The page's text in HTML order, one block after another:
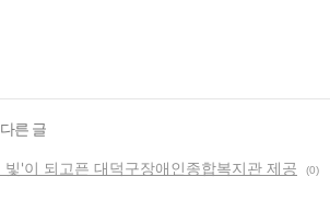
른 글
'이 되고픈 대덕구장애인종합복지관 제공 (0)